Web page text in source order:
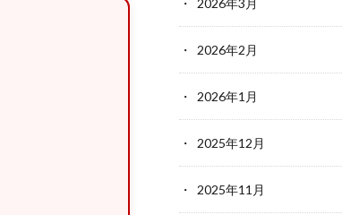
2026年3月
2026年2月
2026年1月
2025年12月
2025年11月